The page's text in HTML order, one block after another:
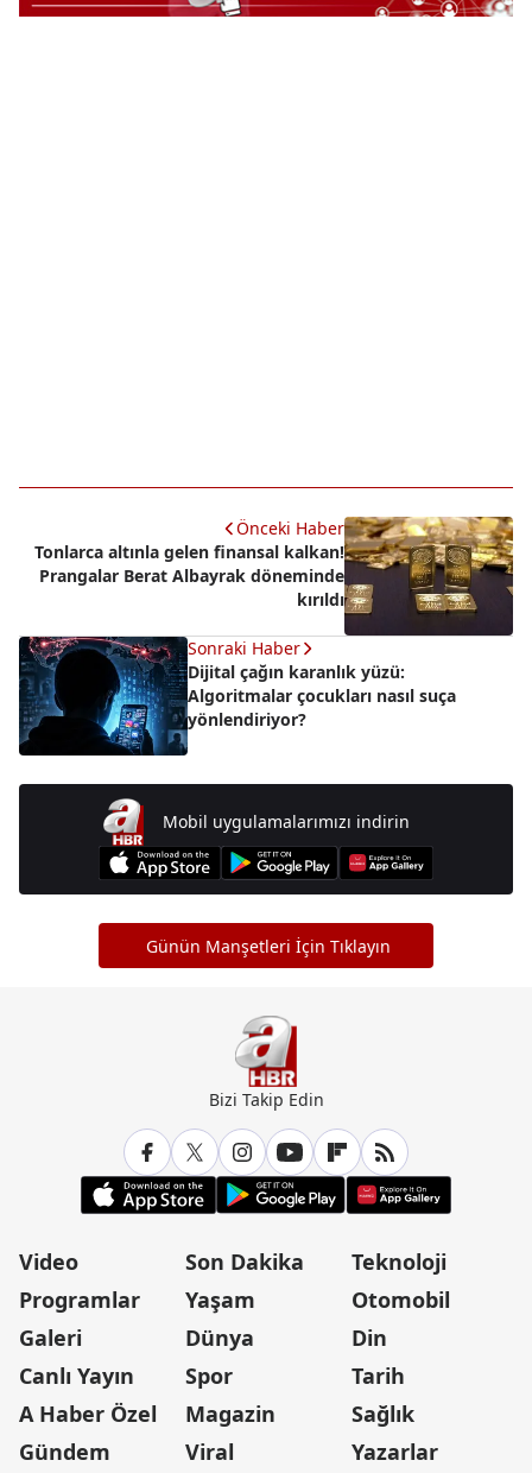
Önceki Haber
Tonlarca altınla gelen finansal kalkan!
Prangalar Berat Albayrak döneminde
kırıldı
Sonraki Haber
Dijital çağın karanlık yüzü:
Algoritmalar çocukları nasıl suça
yönlendiriyor?
Mobil uygulamalarımızı indirin
Günün Manşetleri İçin Tıklayın
Bizi Takip Edin
Video
Programlar
Galeri
Canlı Yayın
A Haber Özel
Gündem
Son Dakika
Yaşam
Dünya
Spor
Magazin
Viral
Teknoloji
Otomobil
Din
Tarih
Sağlık
Yazarlar